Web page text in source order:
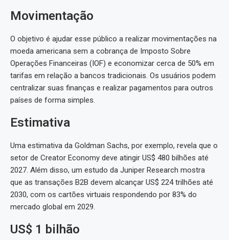
Movimentação
O objetivo é ajudar esse público a realizar movimentações na
moeda americana sem a cobrança de Imposto Sobre
Operações Financeiras (IOF) e economizar cerca de 50% em
tarifas em relação a bancos tradicionais. Os usuários podem
centralizar suas finanças e realizar pagamentos para outros
países de forma simples.
Estimativa
Uma estimativa da Goldman Sachs, por exemplo, revela que o
setor de Creator Economy deve atingir US$ 480 bilhões até
2027. Além disso, um estudo da Juniper Research mostra
que as transações B2B devem alcançar US$ 224 trilhões até
2030, com os cartões virtuais respondendo por 83% do
mercado global em 2029.
US$ 1 bilhão